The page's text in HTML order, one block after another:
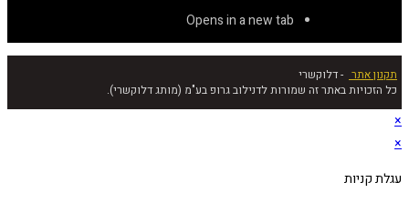
Opens in a new tab
תקנון אתר ‏ ‏ - דלוקשרי
כל הזכויות באתר זה שמורות לדנילוב גרופ בע"מ (מותג דלוקשרי).
×
×
עגלת קניות